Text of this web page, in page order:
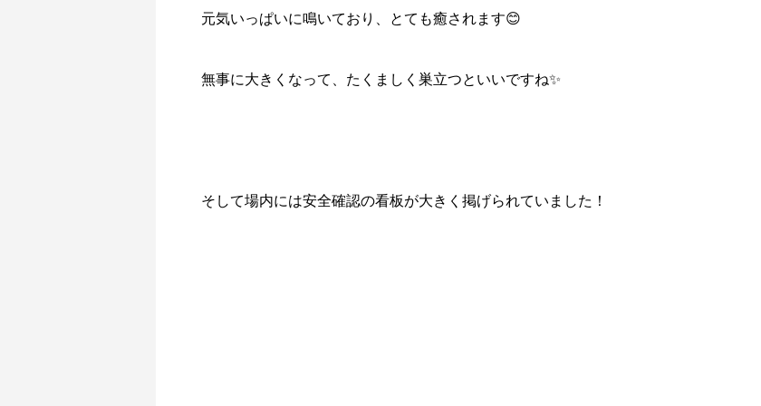
元気いっぱいに鳴いており、とても癒されます😊
無事に大きくなって、たくましく巣立つといいですね✨
そして場内には安全確認の看板が大きく掲げられていました！